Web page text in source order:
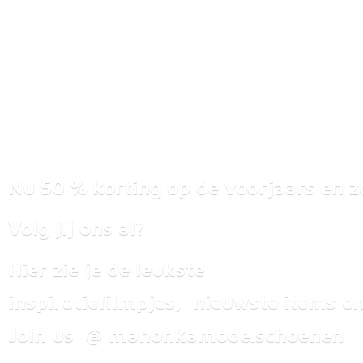
Nu 50 % korting op de voorjaars en
Volg jij ons al?
Hier zie je de leukste
inspiratiefilmpjes, nieuwste items
Join us @ manonkamode.schoenen